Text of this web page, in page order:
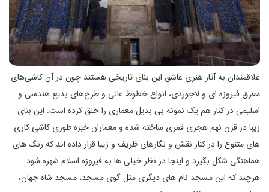
علاقمندان به آثار هنری عاشق این بنای تاریخی هستند چون در آن کاشی‌های
معرق فیروزه‌ ای و لاجوردی، انواع خطوط عالی و طرح‌های بدیع هندسی و
اسلیمی در کنار هم یک نمونه بی بدیل معماری را خلق کرده است. این بنای
زیبا در قرن نهم هجری قمری ساخته شده و معماران خبره طوری کاشی کاری
های متنوع را در کنار نقش و نگارهای ظریف و زیبا قرار داده اند که رنگ های
هماهنگی شکل بگیرد و اینجا در نظر خیلی ها به فیروزه اسلام شهره شود
هرچند که این مسجد نام های دیگری مثل گوی مسجد، مسجد شاه جهان،